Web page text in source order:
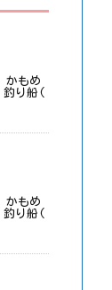
かもめ
り船(
かもめ
り船(